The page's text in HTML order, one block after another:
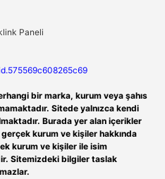
bir marka, kurum veya şahıs
Sitede yalnızca kendi
Burada yer alan içerikler
kurum ve kişiler hakkında
kurum ve kişiler ile isim
Sitemizdeki bilgiler taslak